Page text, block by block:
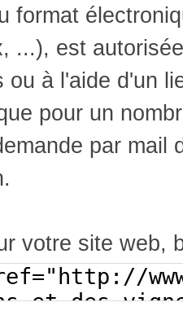
format
...), est
ou à l'aide d'un
pour un
par mail
votre site web,